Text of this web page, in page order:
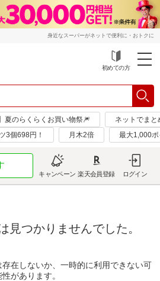
身近なスーパーがネットで便利に・おトクに
初めての方
夏のらくらくお買い物祭🎆
ネットでまと
3個698円！
月木2倍 最大1,000
キャンペーン 楽天会員登録 ログイン
見つかりませんでした。
在しないか、一時的に利用できない可
性があります。